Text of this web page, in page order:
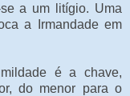
a um litígio. Uma
a Irmandade em
é a chave,
do menor para o